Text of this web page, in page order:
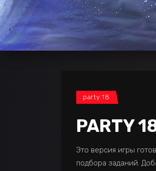
party 18
PARTY
Это версия игры
подбора заданий.